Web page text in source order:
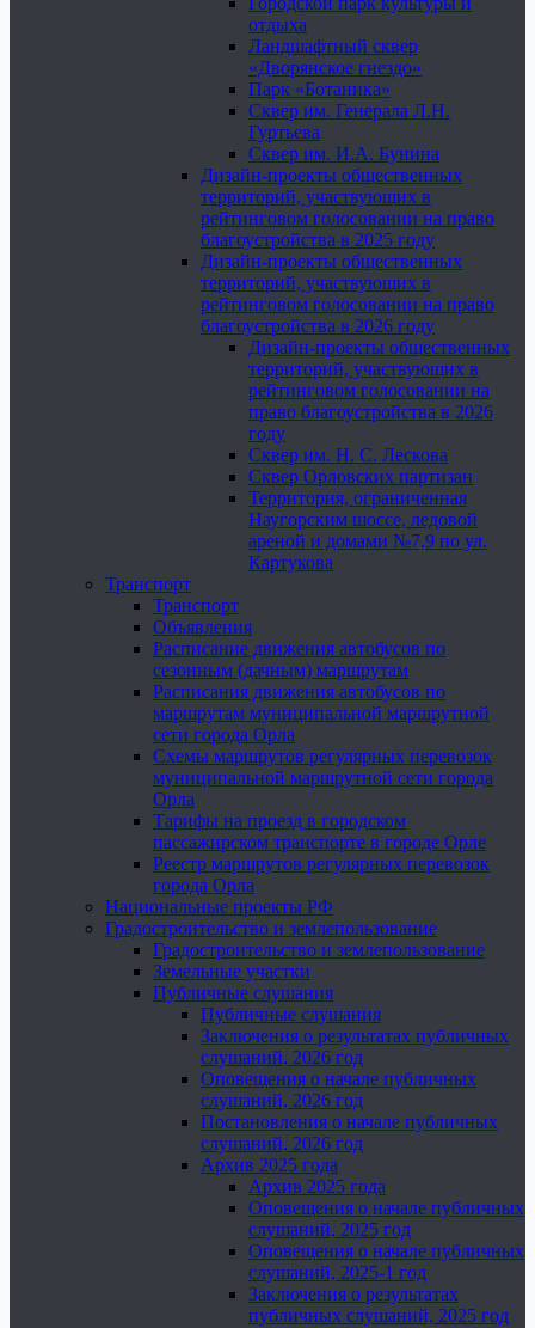
отдыха
Ландшафтный сквер
«Дворянское гнездо»
Парк «Ботаника»
Сквер им. Генерала Л.Н.
Гуртьева
Сквер им. И.А. Бунина
Дизайн-проекты общественных
территорий, участвующих в
рейтинговом голосовании на право
благоустройства в 2025 году
Дизайн-проекты общественных
территорий, участвующих в
рейтинговом голосовании на право
благоустройства в 2026 году
Дизайн-проекты общественных
территорий, участвующих в
рейтинговом голосовании на
право благоустройства в 2026
году
Сквер им. Н. С. Лескова
Сквер Орловских партизан
Территория, ограниченная
Наугорским шоссе, ледовой
ареной и домами №7,9 по ул.
Картукова
Транспорт
Транспорт
Объявления
Расписание движения автобусов по
сезонным (дачным) маршрутам
Расписания движения автобусов по
маршрутам муниципальной маршрутной
сети города Орла
Схемы маршрутов регулярных перевозок
муниципальной маршрутной сети города
Орла
Тарифы на проезд в городском
пассажирском транспорте в городе Орле
Реестр маршрутов регулярных перевозок
города Орла
Национальные проекты РФ
Градостроительство и землепользование
Градостроительство и землепользование
Земельные участки
Публичные слушания
Публичные слушания
Заключения о результатах публичных
слушаний, 2026 год
Оповещения о начале публичных
слушаний, 2026 год
Постановления о начале публичных
слушаний, 2026 год
Архив 2025 года
Архив 2025 года
Оповещения о начале публичных
слушаний, 2025 год
Оповещения о начале публичных
слушаний, 2025-1 год
Заключения о результатах
публичных слушаний, 2025 год